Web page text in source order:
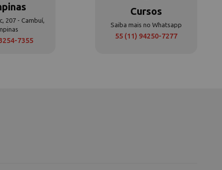
207 - Cambuí,
7355
Cursos
Saiba mais no Whatsapp
55 (11) 94250-7277